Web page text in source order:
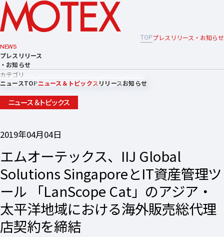
TOPプレスリリース・お知らせ
NEWS
プレスリリース
・お知らせ
カテゴリ
ニュースTOPニュース＆トピックスリリースお知らせ
ニュース＆トピックス
2019年04月04日
エムオーテックス、IIJ Global
Solutions SingaporeとIT資産管理ツ
ール 「LanScope Cat」のアジア・
太平洋地域における海外販売総代理
店契約を締結